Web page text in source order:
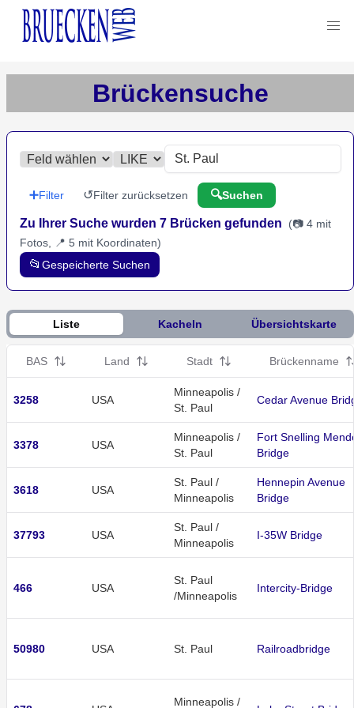
Brückensuche
➕Filter ↺Filter zurücksetzen 🔍Suchen
Zu Ihrer Suche wurden 7 Brücken gefunden (📷 4 mit
Fotos, 📍 5 mit Koordinaten)
📂 Gespeicherte Suchen
Liste Kacheln Übersichtskarte
BAS Land Stadt Brückenname
3258 USA
Minneapolis /
St. Paul
Cedar Avenue
3378 USA
Minneapolis /
St. Paul
Fort Snelling
Bridge
3618 USA
St. Paul /
Minneapolis
Hennepin Avenue
Bridge
37793 USA
St. Paul /
Minneapolis
I-35W Bridge
466 USA
St. Paul
/Minneapolis
Intercity-Bridge
50980 USA St. Paul Railroadbridge
Minneapolis /